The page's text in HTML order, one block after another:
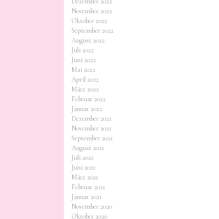
November 2022
Oktober 2022
September 2022
August 2022
Juli 2022
Juni 2022
Mai 2022
April 2022
März 2022
Februar 2022
Januar 2022
Dezember 2021
November 2021
September 2021
August 2021
Juli 2021
Juni 2021
März 2021
Februar 2021
Januar 2021
November 2020
Oktober 2020